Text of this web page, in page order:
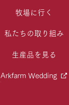
牧場に行く
私たちの取り組み
生産品を見る
Arkfarm Wedding